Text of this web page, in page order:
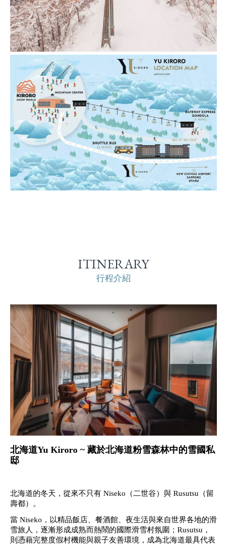
ITINERARY
行程介紹
北海道Yu Kiroro ~ 藏於北海道粉雪森林中的雪國私
邸
北海道的冬天，從來不只有 Niseko（二世谷）與 Rusutsu（留
壽都）。
當 Niseko，以精品飯店、餐酒館、夜生活與來自世界各地的滑
雪旅人，逐漸形成成熟而熱鬧的國際滑雪村氛圍；Rusutsu，
則憑藉完整度假村機能與親子友善環境，成為北海道最具代表